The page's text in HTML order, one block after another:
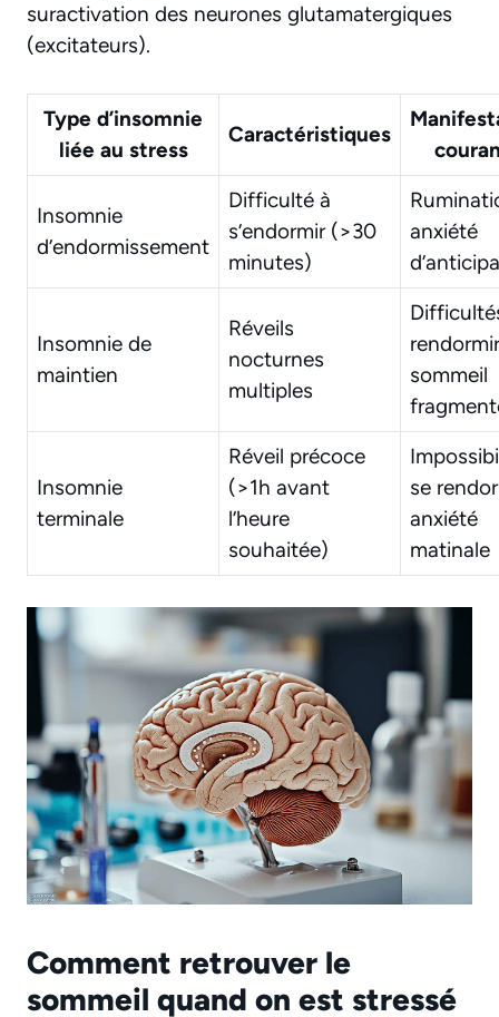
suractivation des neurones glutamatergiques
(excitateurs).
Type d’insomnie
liée au stress
Caractéristiques
Insomnie
d’endormissement
Difficulté à
s’endormir (>30
minutes)
anxiété
Insomnie de
maintien
Réveils
nocturnes
multiples
sommeil
Insomnie
terminale
Réveil précoce
(>1h avant
l’heure
souhaitée)
se
anxiété
matinale
Comment retrouver le
sommeil quand on est stressé